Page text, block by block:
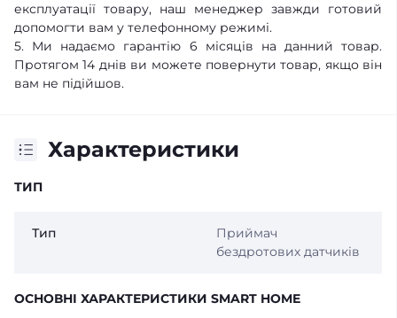
експлуатації товару, наш менеджер завжди готовий
допомогти вам у телефонному режимі.
5. Ми надаємо гарантію 6 місяців на данний товар.
Протягом 14 днів ви можете повернути товар, якщо він
вам не підійшов.
Характеристики
ТИП
Тип
Приймач
бездротових датчиків
ОСНОВНІ ХАРАКТЕРИСТИКИ SMART HOME